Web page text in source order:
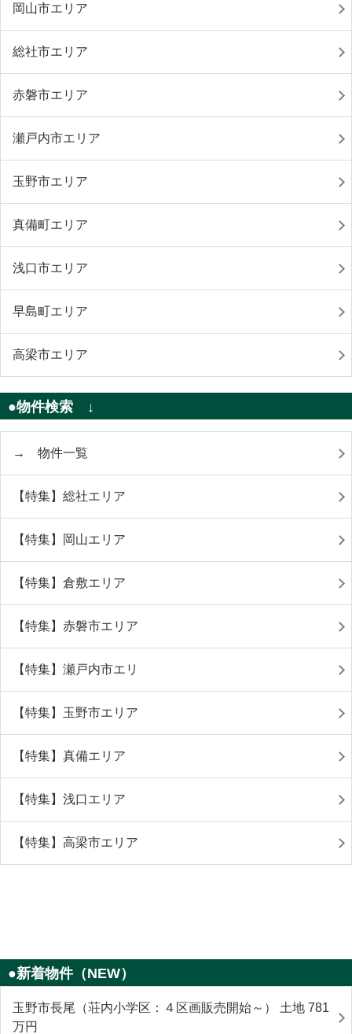
岡山市エリア
総社市エリア
赤磐市エリア
瀬戸内市エリア
玉野市エリア
真備町エリア
浅口市エリア
早島町エリア
高梁市エリア
●物件検索 ↓
→ 物件一覧
【特集】総社エリア
【特集】岡山エリア
【特集】倉敷エリア
【特集】赤磐市エリア
【特集】瀬戸内市エリ
【特集】玉野市エリア
【特集】真備エリア
【特集】浅口エリア
【特集】高梁市エリア
●新着物件（NEW）
玉野市長尾（荘内小学区：４区画販売開始～） 土地 781
万円